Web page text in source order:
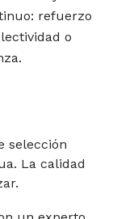
refuerzo
o
selección
La calidad